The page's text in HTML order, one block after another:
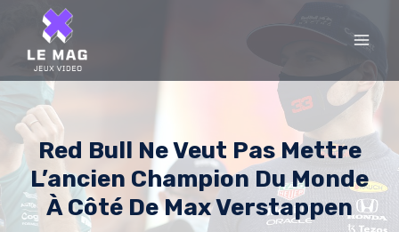
content
Red Bull Ne Veut Pas Mettre
L’ancien Champion Du Monde
À Côté De Max Verstappen